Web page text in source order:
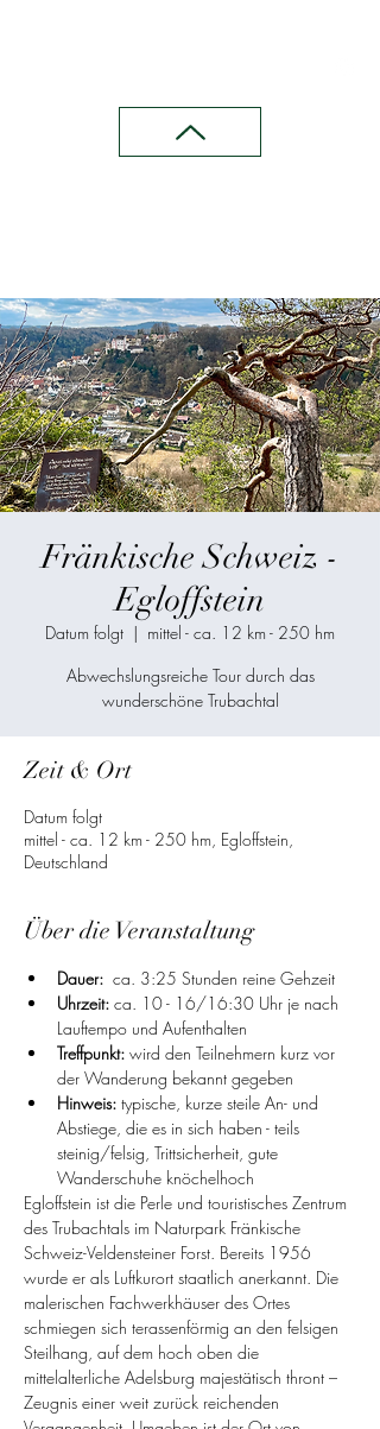
Fränkische Schweiz -
Egloffstein
Datum folgt
  |
mittel - ca. 12 km - 250 hm
Abwechslungsreiche Tour durch das
Zeit & Ort
Datum folgt
mittel - ca. 12 km - 250 hm, Egloffstein,
Deutschland
Über die Veranstaltung
Dauer: ca. 3:25 Stunden reine Gehzeit
Uhrzeit: ca. 10 - 16/16:30 Uhr je nach
Lauftempo und Aufenthalten
Treffpunkt: wird den Teilnehmern kurz vor
der Wanderung bekannt gegeben
Hinweis: typische, kurze steile An- und
Abstiege, die es in sich haben - teils
steinig/felsig, Trittsicherheit, gute
Wanderschuhe knöchelhoch
Egloffstein ist die Perle und touristisches Zentrum
des Trubachtals im Naturpark Fränkische
Schweiz-Veldensteiner Forst. Bereits 1956
wurde er als Luftkurort staatlich anerkannt. Die
malerischen Fachwerkhäuser des Ortes
schmiegen sich terassenförmig an den felsigen
Steilhang, auf dem hoch oben die
mittelalterliche Adelsburg majestätisch thront –
Zeugnis einer weit zurück reichenden